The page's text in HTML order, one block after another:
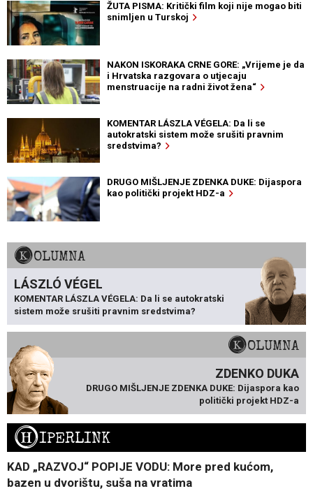
ŽUTA PISMA: Kritički film koji nije mogao biti
snimljen u Turskoj
NAKON ISKORAKA CRNE GORE: „Vrijeme je da
i Hrvatska razgovara o utjecaju
menstruacije na radni život žena“
KOMENTAR LÁSZLA VÉGELA: Da li se
autokratski sistem može srušiti pravnim
sredstvima?
DRUGO MIŠLJENJE ZDENKA DUKE: Dijaspora
kao politički projekt HDZ-a
KOLUMNA
LÁSZLÓ VÉGEL
KOMENTAR LÁSZLA VÉGELA: Da li se autokratski
sistem može srušiti pravnim sredstvima?
KOLUMNA
ZDENKO DUKA
DRUGO MIŠLJENJE ZDENKA DUKE: Dijaspora kao
politički projekt HDZ-a
HIPERLINK
KAD „RAZVOJ“ POPIJE VODU: More pred kućom,
bazen u dvorištu, suša na vratima